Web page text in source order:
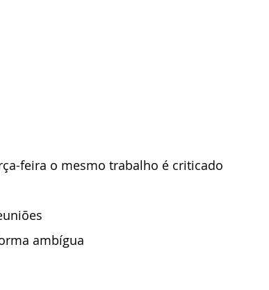
feira o mesmo trabalho é criticado
ambígua